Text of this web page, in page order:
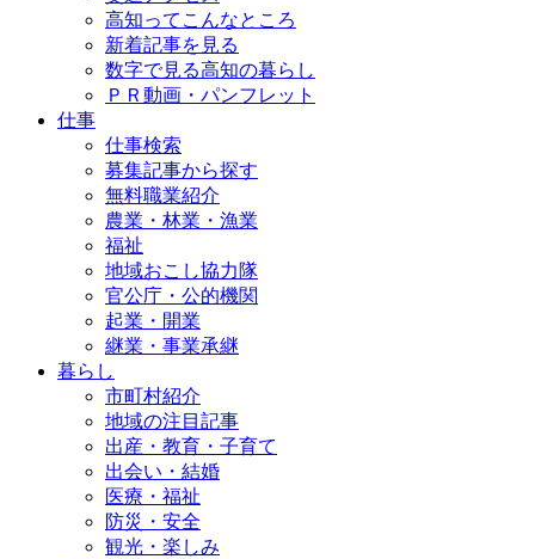
高知ってこんなところ
新着記事を見る
数字で見る高知の暮らし
ＰＲ動画・パンフレット
仕事
仕事検索
募集記事から探す
無料職業紹介
農業・林業・漁業
福祉
地域おこし協力隊
官公庁・公的機関
起業・開業
継業・事業承継
暮らし
市町村紹介
地域の注目記事
出産・教育・子育て
出会い・結婚
医療・福祉
防災・安全
観光・楽しみ